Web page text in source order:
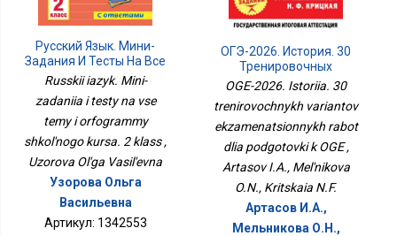
Русский Язык. Мини-
Задания И Тесты На Все
Темы И Орфограммы
Школьного Курса. 2
Класс
Russkii iazyk. Mini-
zadaniia i testy na vse
temy i orfogrammy
shkol'nogo kursa. 2 klass ,
Uzorova Ol'ga Vasil'evna
Узорова Ольга
Васильевна
Артикул: 1342553
ОГЭ-2026. История. 30
Тренировочных
Вариантов
Экзаменационных
Работ Для Подготовки К
ОГЭ
OGE-2026. Istoriia. 30
trenirovochnykh variantov
ekzamenatsionnykh rabot
dlia podgotovki k OGE ,
Artasov I.A., Mel'nikova
O.N., Kritskaia N.F.
Артасов И.А.,
Мельникова О.Н.,